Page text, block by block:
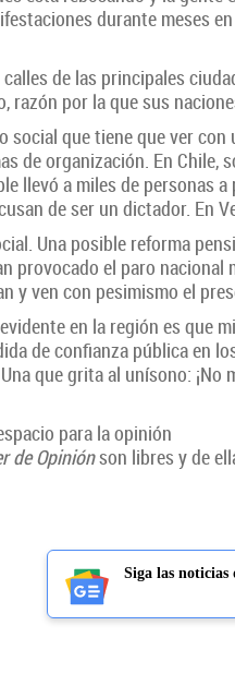
durante meses
de las principales
por la que sus
que tiene que ver
de organización. En
llevó a miles de
de ser un dictador. En
Una posible reforma
provocado el paro
y ven con pesimismo el
en la región es
de confianza pública en
que grita al unísono: ¡No
para la opinión
de Opiniónson libres y de
Siga las noticias